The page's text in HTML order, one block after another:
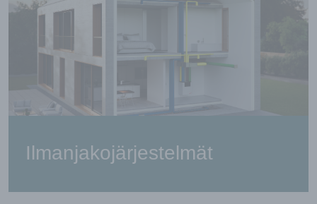
Ilmanjakojärjestelmät